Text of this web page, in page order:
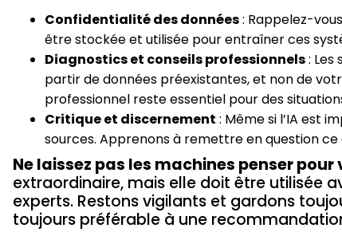
Confidentialité des données: Rappelez-
être stockée et utilisée pour entraîner ces
Diagnostics et conseils professionnels: Les
partir de données préexistantes, et non de
professionnel reste essentiel pour des
Critique et discernement : Même si l’IA est
sources. Apprenons à remettre en question ce
Ne laissez pas les machines penser pour
extraordinaire, mais elle doit être utilisée
experts. Restons vigilants et gardons
toujours préférable à une